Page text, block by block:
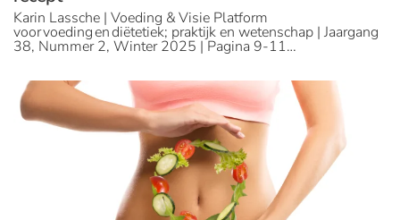
Karin Lassche | Voeding & Visie Platform
voor voeding en diëtetiek; praktijk en wetenschap | Jaargang
38, Nummer 2, Winter 2025 | Pagina 9-11…